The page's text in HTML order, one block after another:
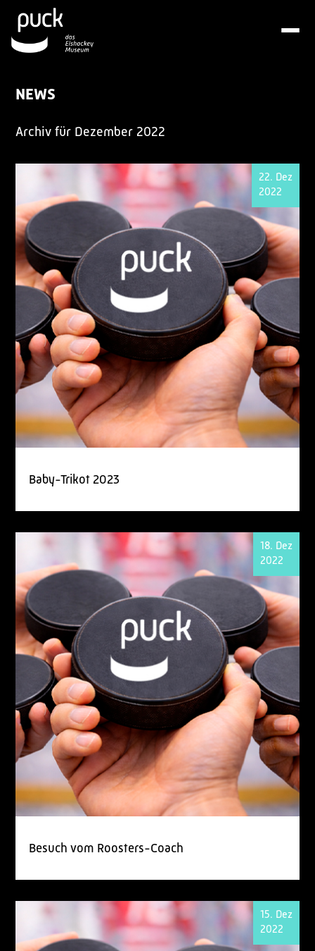
NEWS
Archiv für Dezember 2022
22. Dez
2022
Baby-Trikot 2023
18. Dez
2022
Besuch vom Roosters-Coach
15. Dez
2022